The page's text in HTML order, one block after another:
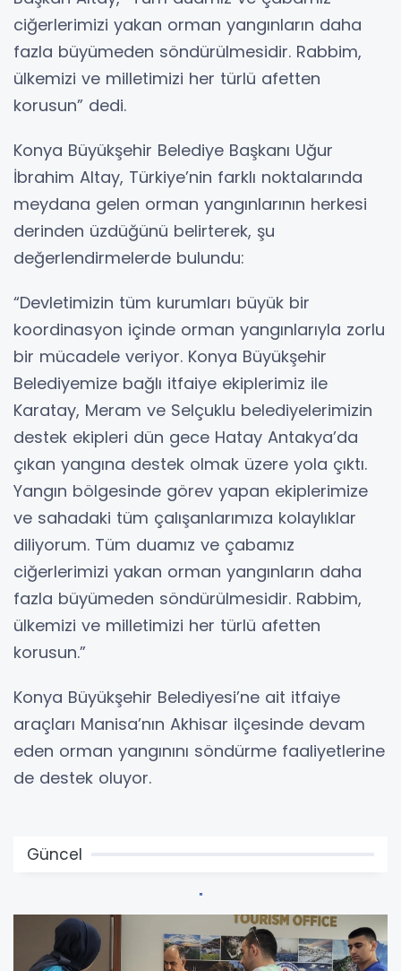
ciğerlerimizi yakan orman yangınların daha
fazla büyümeden söndürülmesidir. Rabbim,
ülkemizi ve milletimizi her türlü afetten
korusun” dedi.
Konya Büyükşehir Belediye Başkanı Uğur
İbrahim Altay, Türkiye’nin farklı noktalarında
meydana gelen orman yangınlarının herkesi
derinden üzdüğünü belirterek, şu
değerlendirmelerde bulundu:
“Devletimizin tüm kurumları büyük bir
koordinasyon içinde orman yangınlarıyla zorlu
bir mücadele veriyor. Konya Büyükşehir
Belediyemize bağlı itfaiye ekiplerimiz ile
Karatay, Meram ve Selçuklu belediyelerimizin
destek ekipleri dün gece Hatay Antakya’da
çıkan yangına destek olmak üzere yola çıktı.
Yangın bölgesinde görev yapan ekiplerimize
ve sahadaki tüm çalışanlarımıza kolaylıklar
diliyorum. Tüm duamız ve çabamız
ciğerlerimizi yakan orman yangınların daha
fazla büyümeden söndürülmesidir. Rabbim,
ülkemizi ve milletimizi her türlü afetten
korusun.”
Konya Büyükşehir Belediyesi’ne ait itfaiye
araçları Manisa’nın Akhisar ilçesinde devam
eden orman yangınını söndürme faaliyetlerine
de destek oluyor.
Güncel